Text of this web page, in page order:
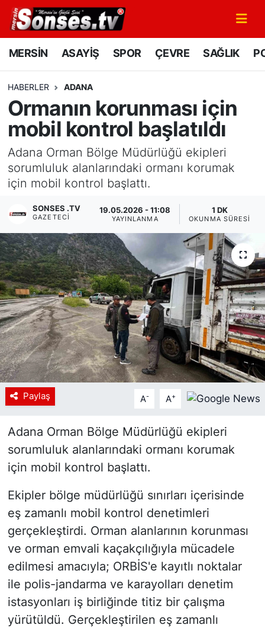
MERSİN ASAYİŞ SPOR ÇEVRE SAĞLIK
HABERLER ADANA
Ormanın korunması için
mobil kontrol başlatıldı
Adana Orman Bölge Müdürlüğü ekipleri
sorumluluk alanlarındaki ormanı korumak
için mobil kontrol başlattı.
SONSES .TV
GAZETECI
19.05.2026 - 11:08
YAYINLANMA
1 DK
OKUNMA SÜRESI
Paylaş A- A+
Adana Orman Bölge Müdürlüğü ekipleri
sorumluluk alanlarındaki ormanı korumak
için mobil kontrol başlattı.
Ekipler bölge müdürlüğü sınırları içerisinde
eş zamanlı mobil kontrol denetimleri
gerçekleştirdi. Orman alanlarının korunması
ve orman emvali kaçakçılığıyla mücadele
edilmesi amacıyla; ORBİS'e kayıtlı noktalar
ile polis-jandarma ve karayolları denetim
istasyonları iş birliğinde titiz bir çalışma
yürütüldü. Gerçekleştirilen eş zamanlı
MERSİN
SPOR
GÜNÜN MANŞETİ
DÜNYA
SAĞLIK
Siyaset
YEREL HABER
Haberde insan
Tanıtım
Mersin Nöbetçi Eczaneler
Mersin Namaz Vakitleri
Mersin Trafik Yoğunluk Haritası
Süper Lig Puan Durumu ve Fikstür
Haber Arşivi